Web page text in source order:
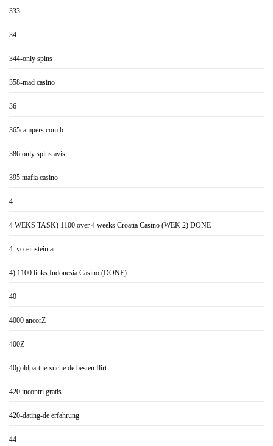
333
34
344-only spins
358-mad casino
36
365campers.com b
386 only spins avis
395 mafia casino
4
4 WEKS TASK) 1100 over 4 weeks Croatia Casino (WEK 2) DONE
4. yo-einstein.at
4) 1100 links Indonesia Casino (DONE)
40
4000 ancorZ
400Z
40goldpartnersuche.de besten flirt
420 incontri gratis
420-dating-de erfahrung
44